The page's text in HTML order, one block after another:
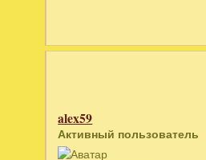
alex59
Активный пользователь